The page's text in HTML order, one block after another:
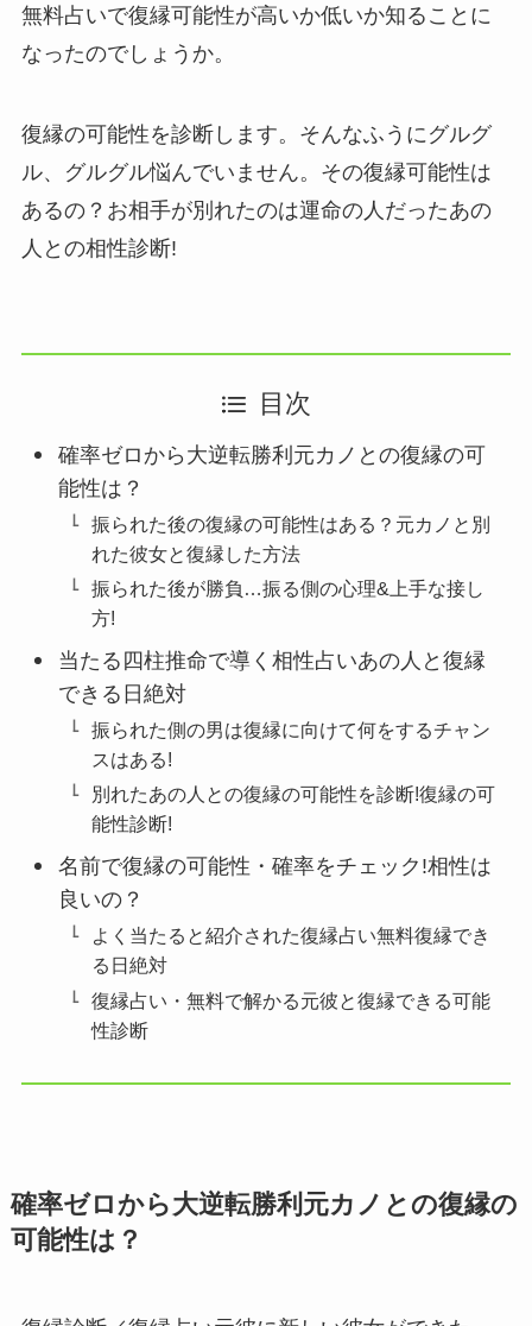
無料占いで復縁可能性が高いか低いか知ることに
なったのでしょうか。
復縁の可能性を診断します。そんなふうにグルグ
ル、グルグル悩んでいません。その復縁可能性は
あるの？お相手が別れたのは運命の人だったあの
人との相性診断!
目次
確率ゼロから大逆転勝利元カノとの復縁の可
能性は？
振られた後の復縁の可能性はある？元カノと別
れた彼女と復縁した方法
振られた後が勝負…振る側の心理&上手な接し
方!
当たる四柱推命で導く相性占いあの人と復縁
できる日絶対
振られた側の男は復縁に向けて何をするチャン
スはある!
別れたあの人との復縁の可能性を診断!復縁の可
能性診断!
名前で復縁の可能性・確率をチェック!相性は
良いの？
よく当たると紹介された復縁占い無料復縁でき
る日絶対
復縁占い・無料で解かる元彼と復縁できる可能
性診断
確率ゼロから大逆転勝利元カノとの復縁の
可能性は？